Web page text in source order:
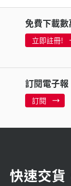
免費下載
立即註冊!
訂閱電子報
訂閱
快速交貨